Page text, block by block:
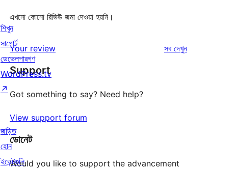
এখনো কোনো রিভিউ জমা দেওয়া হয়নি।
Your review সবরিভিউ
দেখুন
Support
Got something to say? Need help?
View support forum
ডোনেট
Would you like to support the advancement
শিখুন
সাপোর্ট
ডেভেলপারগণ
WordPress.tv
↗
জড়িত
হোন
ইভেন্টগুলি